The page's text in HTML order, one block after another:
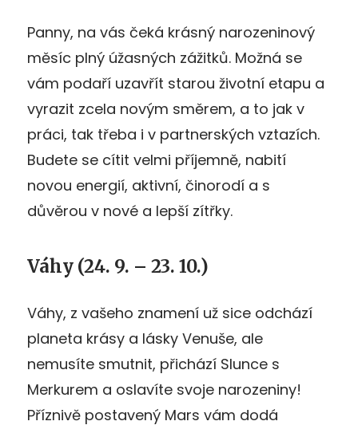
Panny, na vás čeká krásný narozeninový
měsíc plný úžasných zážitků. Možná se
vám podaří uzavřít starou životní etapu a
vyrazit zcela novým směrem, a to jak v
práci, tak třeba i v partnerských vztazích.
Budete se cítit velmi příjemně, nabití
novou energií, aktivní, činorodí a s
důvěrou v nové a lepší zítřky.
Váhy (24. 9. – 23. 10.)
Váhy, z vašeho znamení už sice odchází
planeta krásy a lásky Venuše, ale
nemusíte smutnit, přichází Slunce s
Merkurem a oslavíte svoje narozeniny!
Příznivě postavený Mars vám dodá